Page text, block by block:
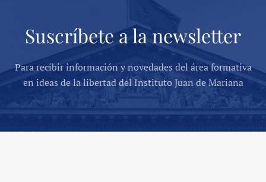
Suscríbete a la newsletter
Para recibir información y novedades del área formativa
en ideas de la libertad del Instituto Juan de Mariana